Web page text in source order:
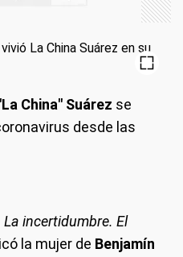
China" Suárez se
desde las
incertidumbre. El
la mujer de Benjamín